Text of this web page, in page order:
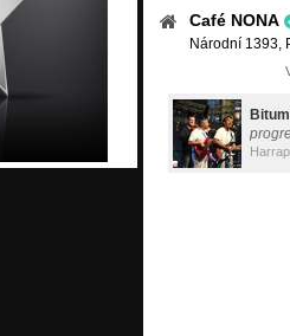
Café NONA
Národní 1393,